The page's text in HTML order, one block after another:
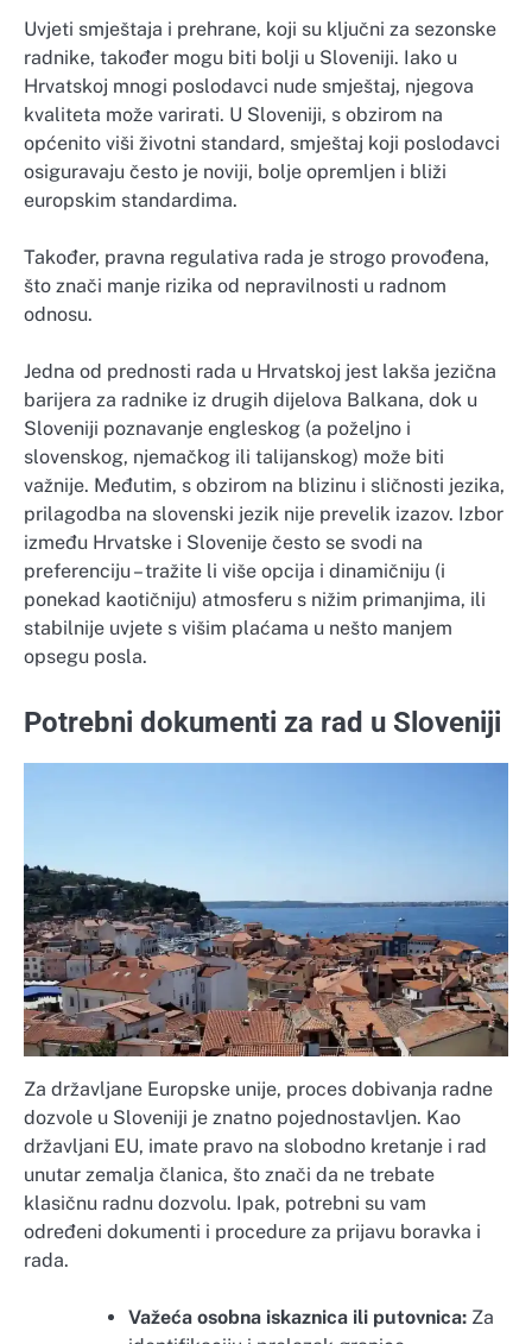
Uvjeti smještaja i prehrane, koji su ključni za sezonske
radnike, također mogu biti bolji u Sloveniji. Iako u
Hrvatskoj mnogi poslodavci nude smještaj, njegova
kvaliteta može varirati. U Sloveniji, s obzirom na
općenito viši životni standard, smještaj koji poslodavci
osiguravaju često je noviji, bolje opremljen i bliži
europskim standardima.
Također, pravna regulativa rada je strogo provođena,
što znači manje rizika od nepravilnosti u radnom
odnosu.
Jedna od prednosti rada u Hrvatskoj jest lakša jezična
barijera za radnike iz drugih dijelova Balkana, dok u
Sloveniji poznavanje engleskog (a poželjno i
slovenskog, njemačkog ili talijanskog) može biti
važnije. Međutim, s obzirom na blizinu i sličnosti jezika,
prilagodba na slovenski jezik nije prevelik izazov. Izbor
između Hrvatske i Slovenije često se svodi na
preferenciju – tražite li više opcija i dinamičniju (i
ponekad kaotičniju) atmosferu s nižim primanjima, ili
stabilnije uvjete s višim plaćama u nešto manjem
opsegu posla.
Potrebni dokumenti za rad u Sloveniji
Za državljane Europske unije, proces dobivanja radne
dozvole u Sloveniji je znatno pojednostavljen. Kao
državljani EU, imate pravo na slobodno kretanje i rad
unutar zemalja članica, što znači da ne trebate
klasičnu radnu dozvolu. Ipak, potrebni su vam
određeni dokumenti i procedure za prijavu boravka i
rada.
Važeća osobna iskaznica ili putovnica: Za